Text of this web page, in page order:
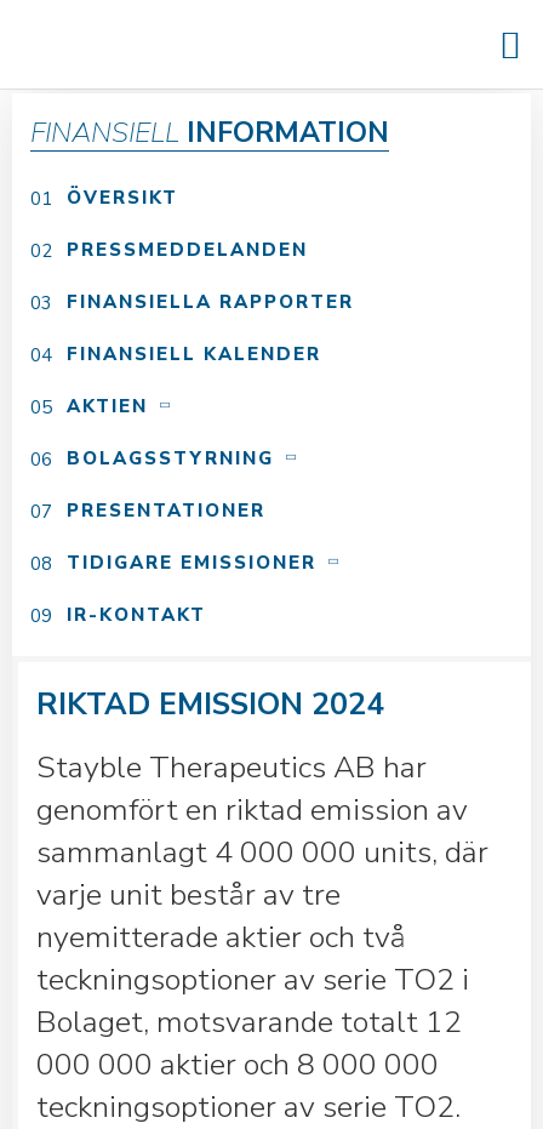
FINANSIELL INFORMATION
ÖVERSIKT
PRESSMEDDELANDEN
FINANSIELLA RAPPORTER
FINANSIELL KALENDER
AKTIEN
BOLAGSSTYRNING
PRESENTATIONER
TIDIGARE EMISSIONER
IR-KONTAKT
RIKTAD EMISSION 2024
Stayble Therapeutics AB har
genomfört en riktad emission av
sammanlagt 4 000 000 units, där
varje unit består av tre
nyemitterade aktier och två
teckningsoptioner av serie TO2 i
Bolaget, motsvarande totalt 12
000 000 aktier och 8 000 000
teckningsoptioner av serie TO2.